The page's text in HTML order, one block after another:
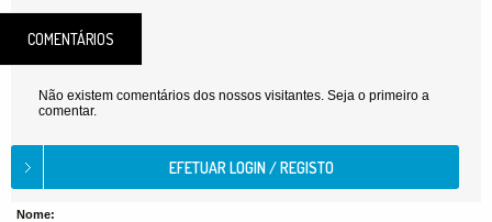
COMENTÁRIOS
Não existem comentários dos nossos visitantes. Seja o primeiro a
comentar.
Nome: